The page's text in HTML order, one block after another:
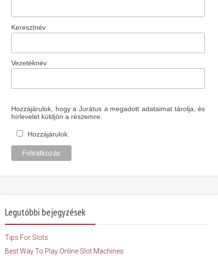
Keresztnév
Vezetéknév
Hozzájárulok, hogy a Jurátus a megadott adataimat tárolja, és
hírlevelet küldjön a részemre.
Hozzájárulok.
Legutóbbi bejegyzések
Tips For Slots
Best Way To Play Online Slot Machines